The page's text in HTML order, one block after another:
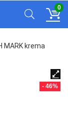
0
MARK krema
- 46%